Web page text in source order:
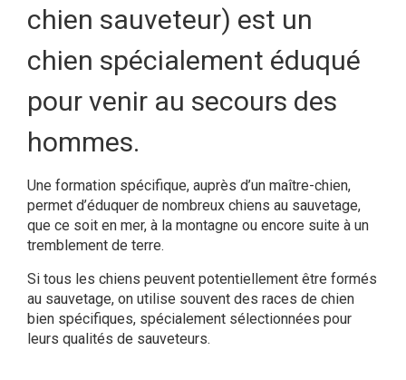
chien sauveteur) est un
chien spécialement éduqué
pour venir au secours des
hommes.
Une formation spécifique, auprès d’un maître-chien,
permet d’éduquer de nombreux chiens au sauvetage,
que ce soit en mer, à la montagne ou encore suite à un
tremblement de terre.
Si tous les chiens peuvent potentiellement être formés
au sauvetage, on utilise souvent des races de chien
bien spécifiques, spécialement sélectionnées pour
leurs qualités de sauveteurs.